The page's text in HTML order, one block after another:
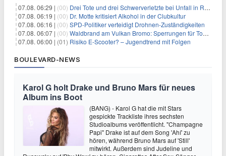
07.08. 06:29 | (00) Drei Tote und drei Schwerverletzte bei Unfall in Rheinland-Pfalz
07.08. 06:19 | (00) Dr. Motte kritisiert Alkohol in der Clubkultur
07.08. 06:16 | (00) SPD-Politiker verteidigt Drohnen-Zuständigkeiten
07.08. 06:07 | (00) Waldbrand am Vulkan Bromo: Sperrungen für Touristen
07.08. 06:00 | (01) Risiko E-Scooter? – Jugendtrend mit Folgen
BOULEVARD-NEWS
Karol G holt Drake und Bruno Mars für neues
Album ins Boot
(BANG) - Karol G hat die mit Stars
gespickte Trackliste ihres sechsten
Studioalbums veröffentlicht. "Champagne
Papi" Drake ist auf dem Song 'Ahí' zu
hören, während Bruno Mars auf 'Still'
mitwirkt. Außerdem sind Judeline und